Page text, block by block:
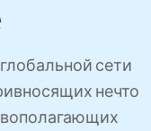
сети
нечто